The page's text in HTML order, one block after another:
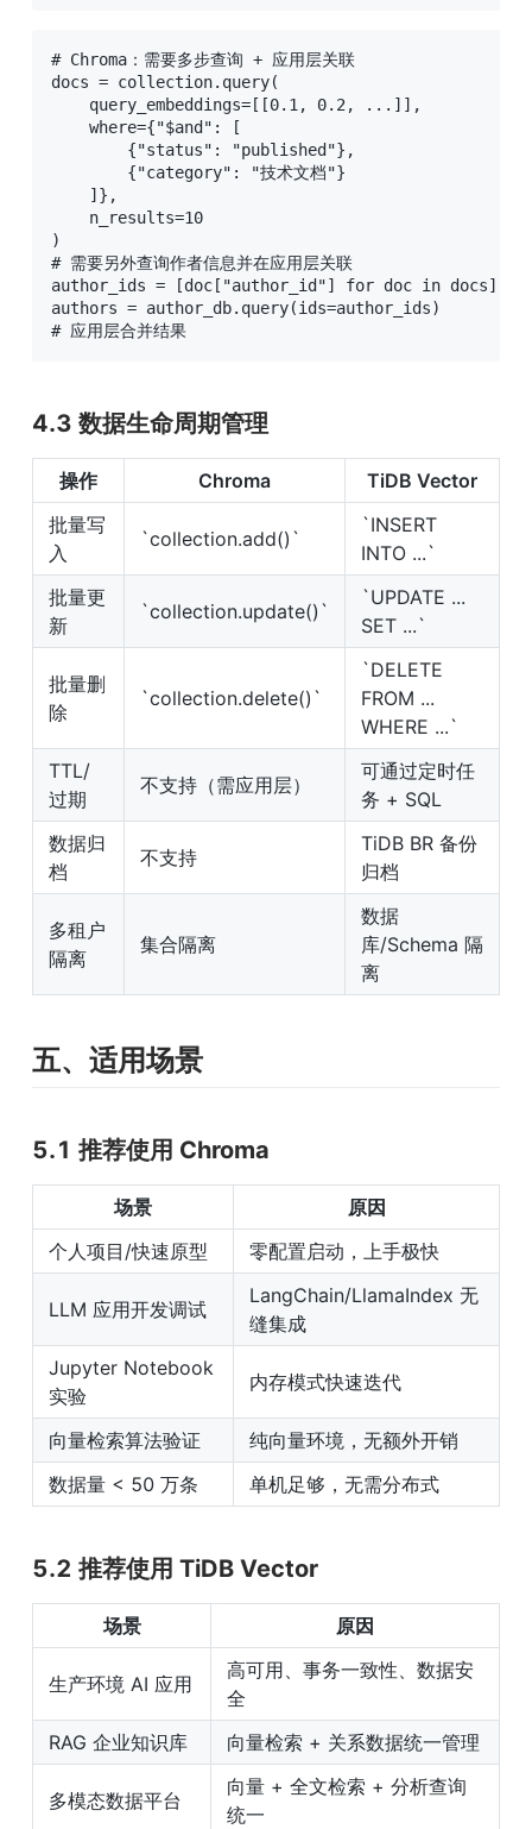
# Chroma：需要多步查询 + 应用层关联
docs = collection.query(
    query_embeddings=[[0.1, 0.2, ...]],
    where={"$and": [
        {"status": "published"},
        {"category": "技术文档"}
    ]},
    n_results=10
)
# 需要另外查询作者信息并在应用层关联
author_ids = [doc["author_id"] for doc in docs]
authors = author_db.query(ids=author_ids)
# 应用层合并结果
4.3 数据生命周期管理
操作 Chroma
TiDB Vector
批量写
入
`collection.add()`
`INSERT
INTO ...`
批量更
新
`collection.update()`
`UPDATE ...
SET ...`
批量删
除
`collection.delete()`
`DELETE
FROM ...
WHERE ...`
TTL/
过期
不支持（需应用层）
可通过定时任
务 + SQL
数据归
档
不支持
TiDB BR 备份
归档
多租户
隔离
集合隔离
数据
库/Schema 隔
离
五、适用场景
5.1 推荐使用 Chroma
场景
原因
个人项目/快速原型
零配置启动，上手极快
LLM 应用开发调试
LangChain/LlamaIndex 无
缝集成
Jupyter Notebook
实验
内存模式快速迭代
向量检索算法验证
纯向量环境，无额外开销
数据量 < 50 万条
单机足够，无需分布式
5.2 推荐使用 TiDB Vector
场景 原因
生产环境 AI 应用
高可用、事务一致性、数据安
全
RAG 企业知识库
向量检索 + 关系数据统一管理
多模态数据平台
向量 + 全文检索 + 分析查询
统一